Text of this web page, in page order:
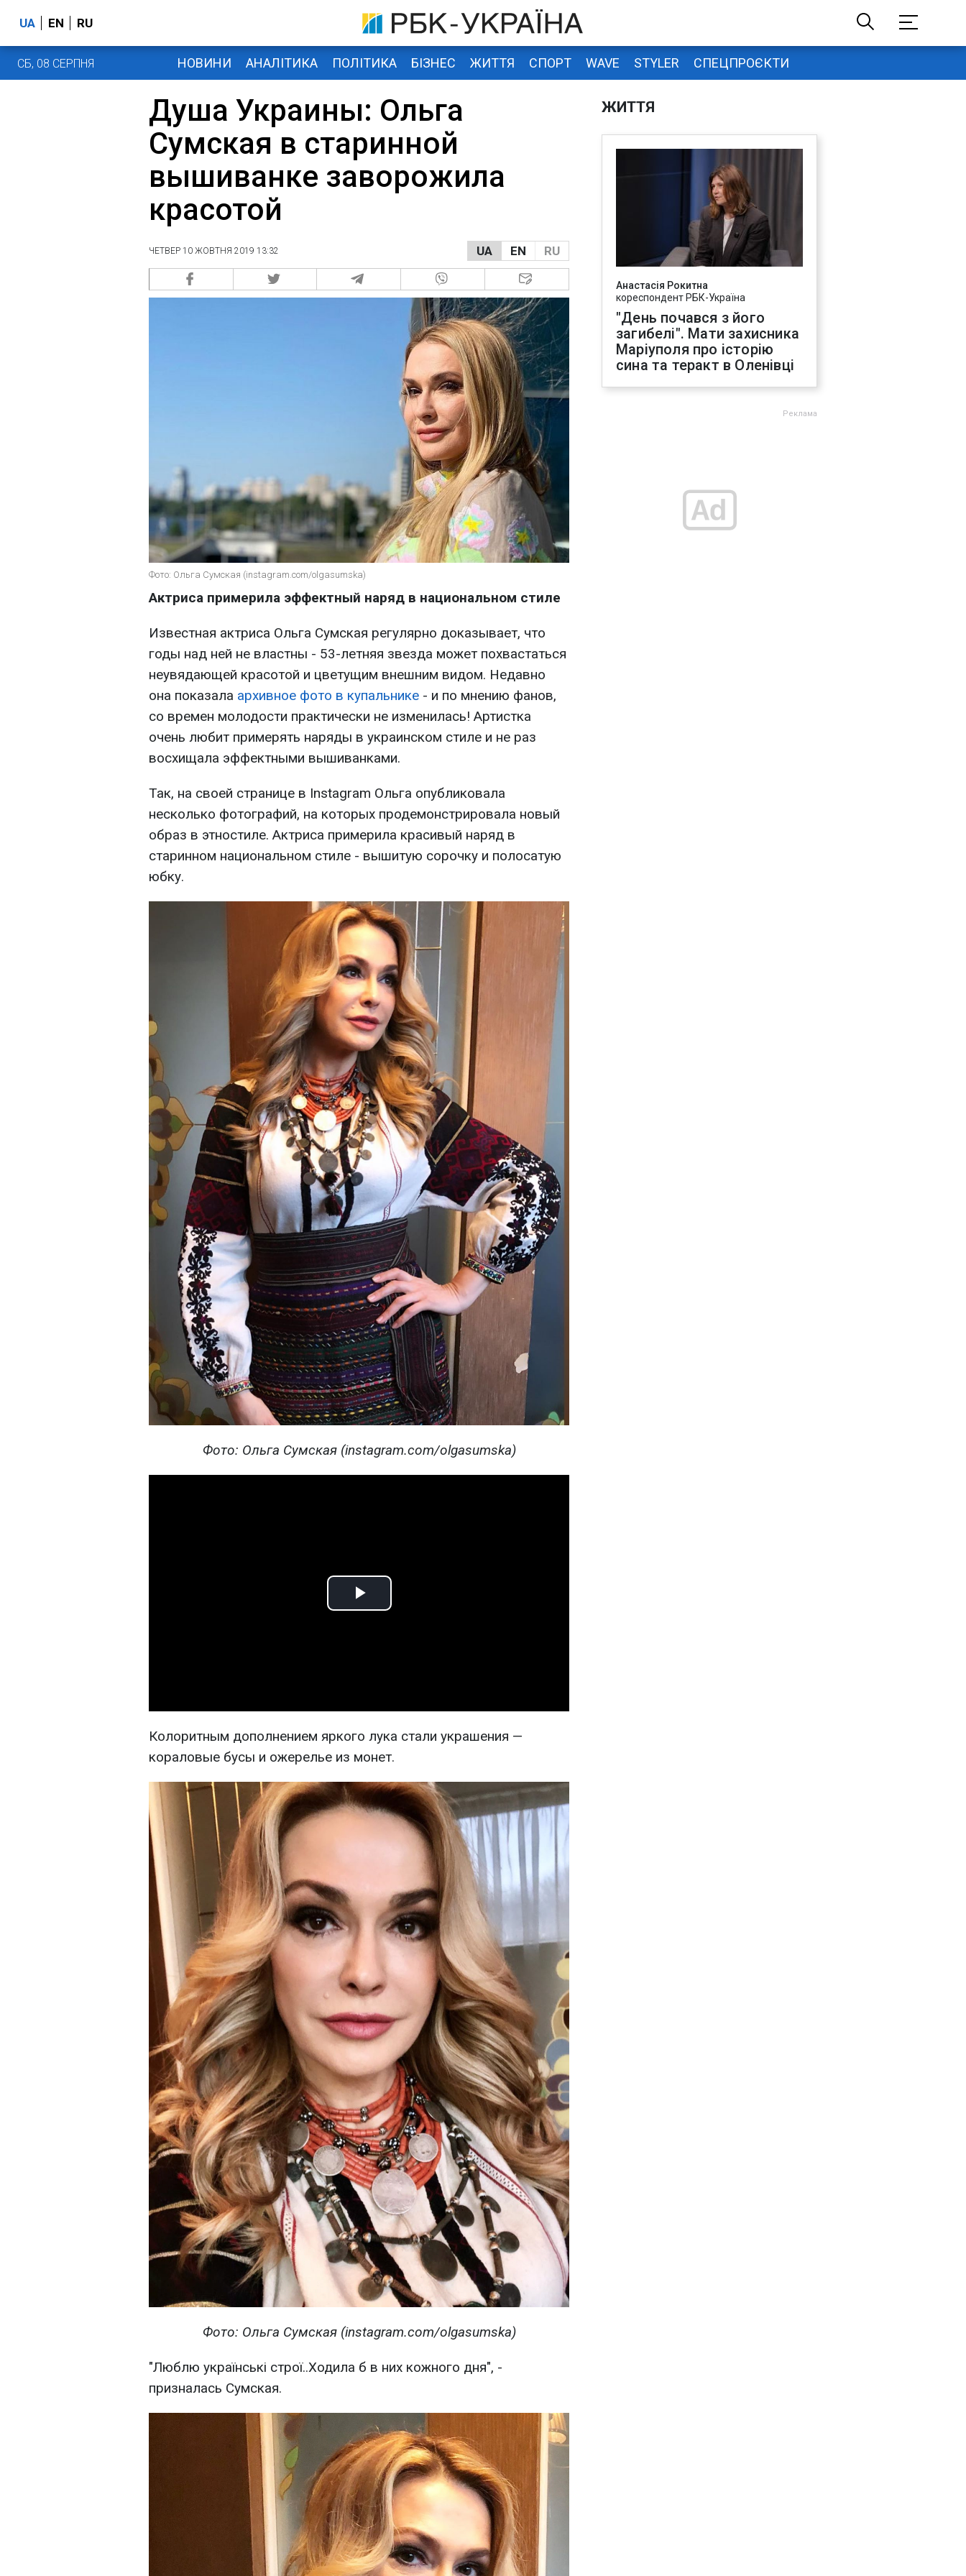
UA EN RU
СБ, 08 СЕРПНЯ НОВИНИ АНАЛІТИКА ПОЛІТИКА БІЗНЕС ЖИТТЯ СПОРТ WAVE STYLER СПЕЦПРОЄКТИ
Душа Украины: Ольга
Сумская в старинной
вышиванке заворожила
красотой
ЧЕТВЕР 10 ЖОВТНЯ 2019 13:32 UA EN RU
Фото: Ольга Сумская (instagram.com/olgasumska)
Актриса примерила эффектный наряд в национальном стиле
Известная актриса Ольга Сумская регулярно доказывает, что
годы над ней не властны - 53-летняя звезда может похвастаться
неувядающей красотой и цветущим внешним видом. Недавно
она показала архивное фото в купальнике - и по мнению фанов,
со времен молодости практически не изменилась! Артистка
очень любит примерять наряды в украинском стиле и не раз
восхищала эффектными вышиванками.
Так, на своей странице в Instagram Ольга опубликовала
несколько фотографий, на которых продемонстрировала новый
образ в этностиле. Актриса примерила красивый наряд в
старинном национальном стиле - вышитую сорочку и полосатую
юбку.
Фото: Ольга Сумская (instagram.com/olgasumska)
Play
Колоритным дополнением яркого лука стали украшения —
кораловые бусы и ожерелье из монет.
Фото: Ольга Сумская (instagram.com/olgasumska)
"Люблю українські строї..Ходила б в них кожного дня", -
призналась Сумская.
ЖИТТЯ
Анастасія Рокитна
кореспондент РБК-Україна
"День почався з його
загибелі". Мати захисника
Маріуполя про історію
сина та теракт в Оленівці